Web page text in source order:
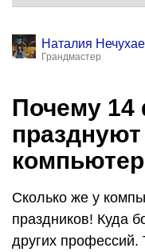
Наталия
Грандмастер
Почему 14
Сколько же у
праздников! Куда
других профессий.